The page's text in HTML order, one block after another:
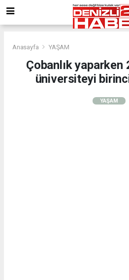
Anasayfa YAŞAM
Çobanlık
üniversiteyi
YAŞAM